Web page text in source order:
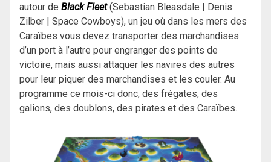
autour de Black Fleet(Sebastian Bleasdale | Denis
Zilber | Space Cowboys), un jeu où dans les mers des
Caraïbes vous devez transporter des marchandises
d’un port à l’autre pour engranger des points de
victoire, mais aussi attaquer les navires des autres
pour leur piquer des marchandises et les couler. Au
programme ce mois-ci donc, des frégates, des
galions, des doublons, des pirates et des Caraïbes.